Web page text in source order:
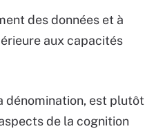
des données et à
aux capacités
dénomination, est plutôt
de la cognition